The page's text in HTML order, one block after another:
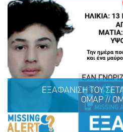
ΕΞΑΦΑΝΙΣΗ TOY
ΟΜΑΡ //